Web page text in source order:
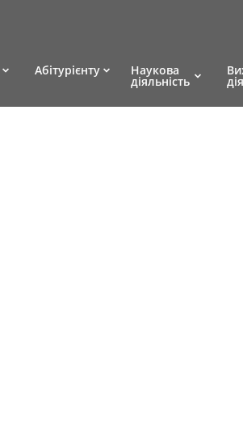
Абітурієнту Наукова
діяльність